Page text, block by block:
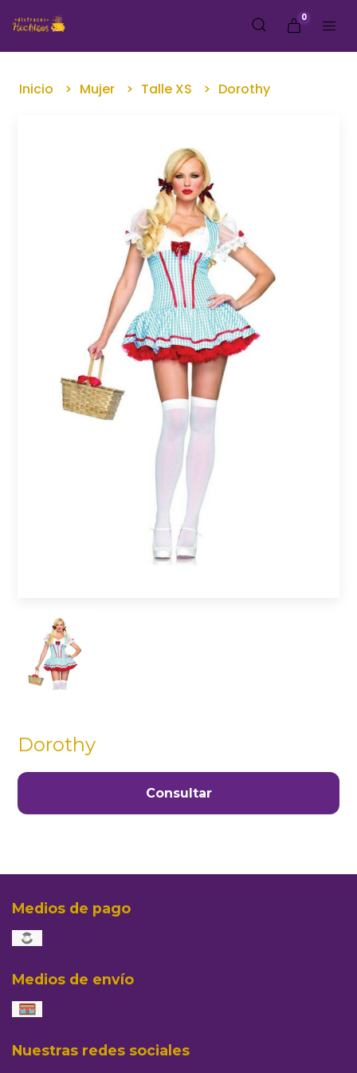
0
Inicio Mujer Talle XS Dorothy
Dorothy
Consultar
Medios de pago
Medios de envío
Nuestras redes sociales